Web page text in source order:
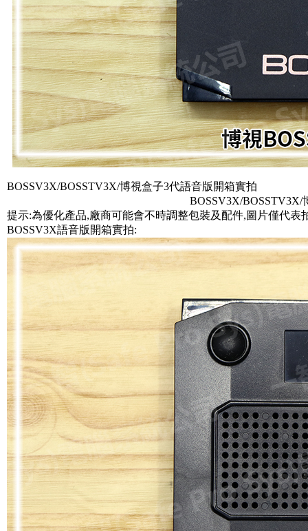
BOSSV3X/BOSSTV3X/博視盒子3代語音版開箱實拍
BOSSV3X/BOSSTV3X/
提示:為優化產品,廠商可能會不時調整包裝及配件,圖片僅代表
BOSSV3X語音版開箱實拍: